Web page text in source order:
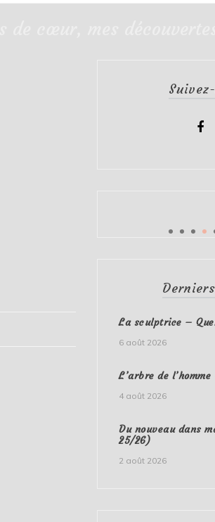
La sculptrice –
6 août 2026
L’arbre de
4 août 2026
Du nouveau dans
25/26)
2 août 2026